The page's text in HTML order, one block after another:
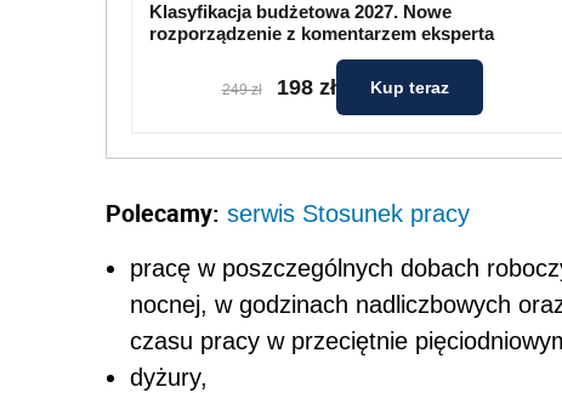
Klasyfikacja budżetowa 2027. Nowe
rozporządzenie z komentarzem eksperta
249 zł 198 zł Kup teraz
Polecamy: serwis Stosunek pracy
pracę w poszczególnych dobach
nocnej, w godzinach nadliczbowych
czasu pracy w przeciętnie
dyżury,